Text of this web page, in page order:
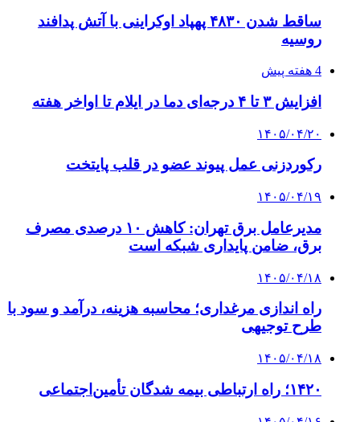
احتمال بازگشت نرخ حمل دریایی به قبل از جنگ
طی ۲ تا ۳ ماه آینده
پیوندها
خرید بهترین قهوه | خرید قهوه | قهوه گرنیکا کافی
صندوق طلا
وام فوری
بازار و کسب و کار
1 ساعت پیش
روی دیگر پلتفرم‌های آنلاین طلا؛ چیزی که قبل از
خرید باید بدانید
3 هفته پیش
خرید ابزار آلات دستی و صنعتی زیر قیمت بازار؛
چطور ابزار اصل را با بهترین قیمت تهیه کنیم؟
4 هفته پیش
چرا انتخاب تامین‌کننده تجهیزات جوشکاری، کیفیت